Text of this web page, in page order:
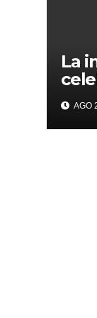
La
AGO